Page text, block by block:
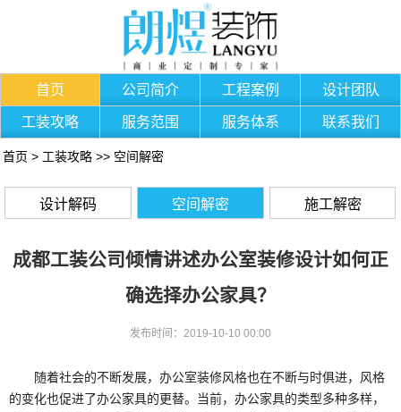
首页 公司简介 工程案例 设计团队
工装攻略 服务范围 服务体系 联系我们
首页 > 工装攻略 >> 空间解密
设计解码 空间解密 施工解密
成都工装公司倾情讲述办公室装修设计如何正
确选择办公家具？
发布时间：2019-10-10 00:00
随着社会的不断发展，办公室装修风格也在不断与时俱进，风格
的变化也促进了办公家具的更替。当前，办公家具的类型多种多样，